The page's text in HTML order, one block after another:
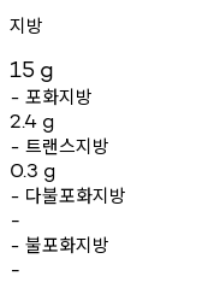
지방
15 g
- 포화지방
2.4 g
- 트랜스지방
0.3 g
- 다불포화지방
-
- 불포화지방
-